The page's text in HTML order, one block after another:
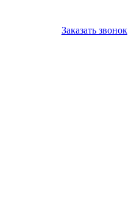
Заказать звонок